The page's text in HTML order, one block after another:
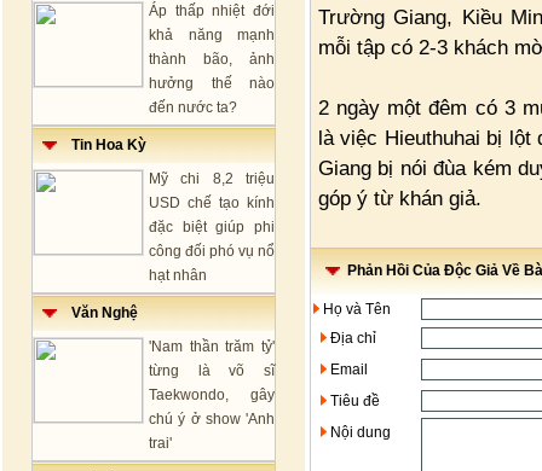
Áp thấp nhiệt đới
khả năng mạnh
thành bão, ảnh
hưởng thế nào
đến nước ta?
Tin Hoa Kỳ
Mỹ chi 8,2 triệu
USD chế tạo kính
đặc biệt giúp phi
công đối phó vụ nổ
hạt nhân
Văn Nghệ
'Nam thần trăm tỷ'
từng là võ sĩ
Taekwondo, gây
chú ý ở show 'Anh
trai'
Trường Giang, Kiều
mỗi tập có 2-3 khách
2 ngày một đêm có 3
là việc Hieuthuhai bị
Giang bị nói đùa kém
góp ý từ khán giả.
Phản Hồi Của Độc Giả Về
Họ và Tên
Địa chỉ
Email
Tiêu đề
Nội dung